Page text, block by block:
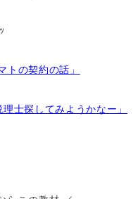
の契約の話」
士探してみようかなー」